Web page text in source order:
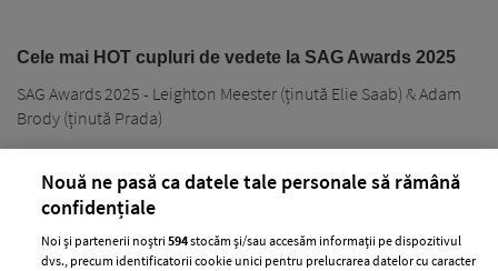
Cele mai HOT cupluri de vedete la SAG Awards 2025
SAG Awards 2025 - Leighton Meester (ținută Elie Saab) & Adam
Brody (ținută Prada)
Nouă ne pasă ca datele tale personale să rămână
confidențiale
Noi și partenerii noștri594stocăm și/sau accesăm informații pe dispozitivul
dvs., precum identificatorii cookie unici pentru prelucrarea datelor cu caracter